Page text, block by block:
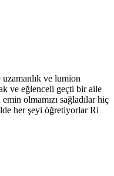
ve lumion
ve eğlenceli geçti bir aile
olmamızı sağladılar hiç
her şeyi öğretiyorlar Ri